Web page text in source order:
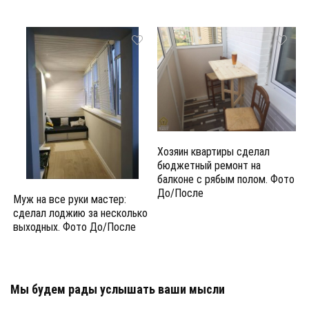
Муж на все руки мастер:
сделал лоджию за несколько
выходных. Фото До/После
Хозяин квартиры сделал
бюджетный ремонт на
балконе с рябым полом. Фото
До/После
Мы будем рады услышать ваши мысли